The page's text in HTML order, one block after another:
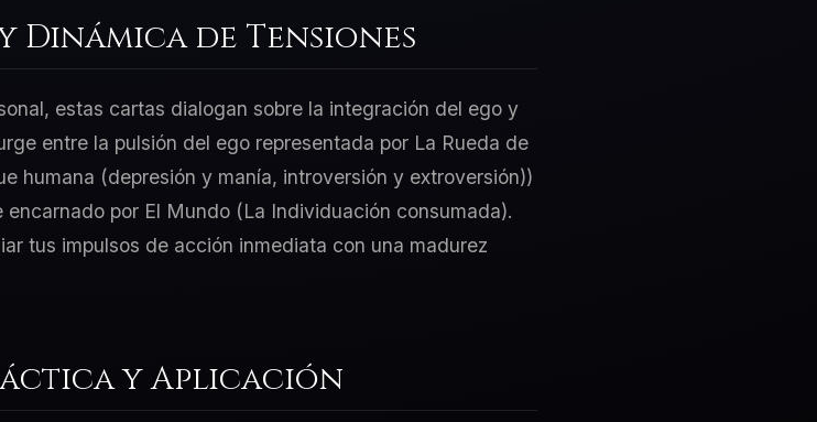
de Tensiones
estas cartas dialogan sobre la integración del ego y
entre la pulsión del ego representada por La Rueda de
humana (depresión y manía, introversión y extroversión))
por El Mundo (La Individuación consumada).
tus impulsos de acción inmediata con una madurez
y Aplicación